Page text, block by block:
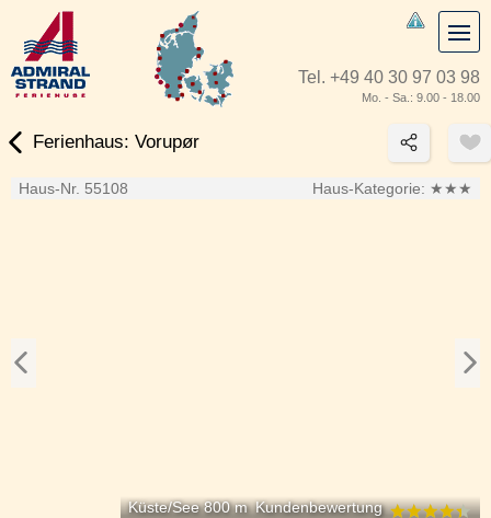
Tel. +49 40 30 97 03 98
Mo. - Sa.: 9.00 - 18.00
Ferienhaus: Vorupør
Haus-Nr. 55108 Haus-Kategorie: ★★★
Küste/See 800 m Kundenbewertung